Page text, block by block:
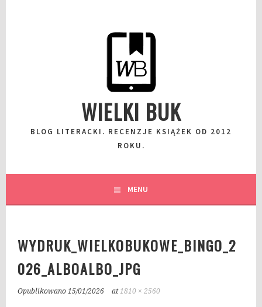
WIELKI BUK
BLOG LITERACKI. RECENZJE KSIĄŻEK OD 2012
ROKU.
MENU
WYDRUK_WIELKOBUKOWE_BINGO_2
026_ALBOALBO_JPG
Opublikowano15/01/2026 at1810 × 2560